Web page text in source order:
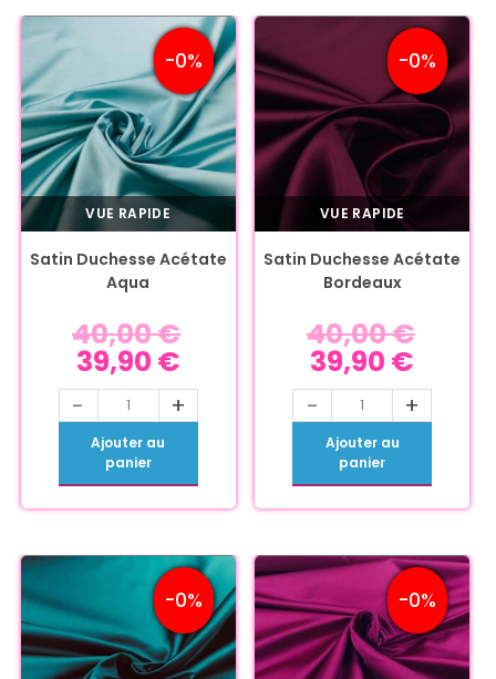
-0%
VUE RAPIDE
Satin Duchesse Acétate
Aqua
40,00€
39,90 €
- +
Ajouter au
panier
-0%
VUE RAPIDE
Satin Duchesse Acétate
Bordeaux
40,00€
39,90 €
- +
Ajouter au
panier
-0% -0%